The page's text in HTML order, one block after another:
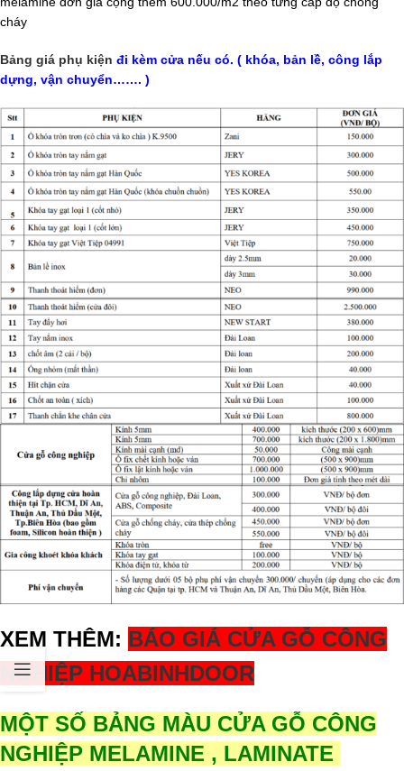
cháy
Bảng giá phụ kiện đi kèm cửa nếu có. ( khóa, bản lề, công lắp
dựng, vận chuyển……. )
XEM THÊM: BÁO GIÁ CỬA GỖ CÔNG
NGHIỆP HOABINHDOOR
MỘT SỐ BẢNG MÀU CỬA GỖ CÔNG
NGHIỆP MELAMINE , LAMINATE